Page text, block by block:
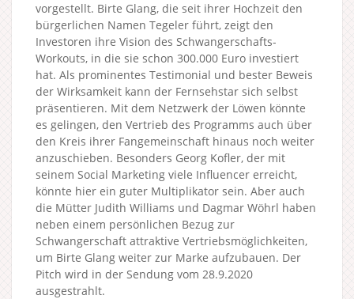
vorgestellt. Birte Glang, die seit ihrer Hochzeit den
bürgerlichen Namen Tegeler führt, zeigt den
Investoren ihre Vision des Schwangerschafts-
Workouts, in die sie schon 300.000 Euro investiert
hat. Als prominentes Testimonial und bester Beweis
der Wirksamkeit kann der Fernsehstar sich selbst
präsentieren. Mit dem Netzwerk der Löwen könnte
es gelingen, den Vertrieb des Programms auch über
den Kreis ihrer Fangemeinschaft hinaus noch weiter
anzuschieben. Besonders Georg Kofler, der mit
seinem Social Marketing viele Influencer erreicht,
könnte hier ein guter Multiplikator sein. Aber auch
die Mütter Judith Williams und Dagmar Wöhrl haben
neben einem persönlichen Bezug zur
Schwangerschaft attraktive Vertriebsmöglichkeiten,
um Birte Glang weiter zur Marke aufzubauen. Der
Pitch wird in der Sendung vom 28.9.2020
ausgestrahlt.